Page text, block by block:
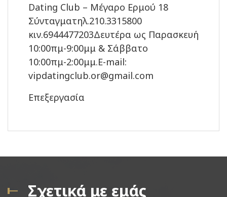
Dating Club – Μέγαρο Ερμού 18
Σύνταγματηλ.210.3315800
κιν.6944477203Δευτέρα ως Παρασκευή
10:00πμ-9:00μμ & Σάββατο
10:00πμ-2:00μμ.E-mail:
vipdatingclub.or@gmail.com
Επεξεργασία
Σχετικά με εμάς